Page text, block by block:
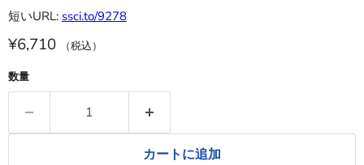
短いURL: ssci.to/9278
¥6,710 （税込）
数量
カートに追加